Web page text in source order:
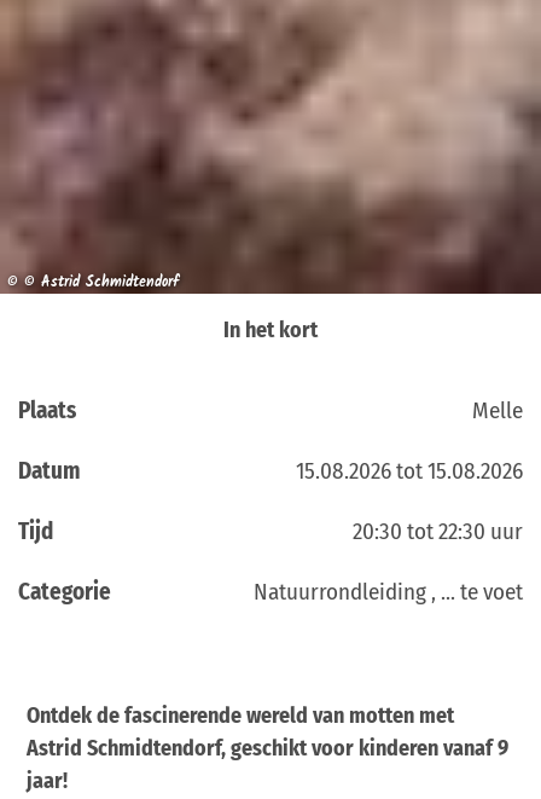
© © Astrid Schmidtendorf
In het kort
Plaats Melle
Datum 15.08.2026 tot 15.08.2026
Tijd 20:30 tot 22:30 uur
Categorie Natuurrondleiding , ... te voet
Ontdek de fascinerende wereld van motten met
Astrid Schmidtendorf, geschikt voor kinderen vanaf 9
jaar!